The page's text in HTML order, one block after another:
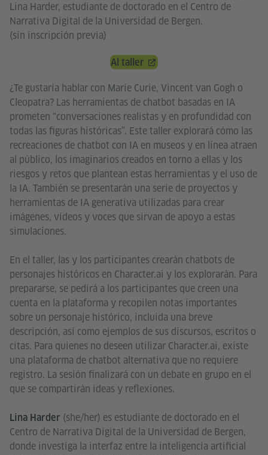
Lina Harder, estudiante de doctorado en el Centro de
Narrativa Digital de la Universidad de Bergen.
(sin inscripción previa)
Al taller
¿Te gustaría hablar con Marie Curie, Vincent van Gogh o
Cleopatra? Las herramientas de chatbot basadas en IA
prometen “conversaciones realistas y en profundidad con
todas las figuras históricas”. Este taller explorará cómo las
recreaciones de chatbot con IA en museos y en línea atraen
al público, los imaginarios creados en torno a ellas y los
riesgos y retos que plantean estas herramientas y el uso de
la IA. También se presentarán una serie de proyectos y
herramientas de IA generativa utilizadas para crear
imágenes, vídeos y voces que sirvan de apoyo a estas
simulaciones.
En el taller, las y los participantes crearán chatbots de
personajes históricos en Character.ai y los explorarán. Para
prepararse, se pedirá a los participantes que creen una
cuenta en la plataforma y recopilen notas importantes
sobre un personaje histórico, incluida una breve
descripción, así como ejemplos de sus discursos, escritos o
citas. Para quienes no deseen utilizar Character.ai, existe
una plataforma de chatbot alternativa que no requiere
registro. La sesión finalizará con un debate en grupo en el
que se compartirán ideas y reflexiones.
Lina Harder (she/her) es estudiante de doctorado en el
Centro de Narrativa Digital de la Universidad de Bergen,
donde investiga la interfaz entre la inteligencia artificial